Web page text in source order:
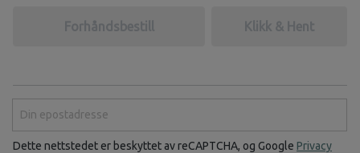
Forhåndsbestill Klikk & Hent
Dette nettstedet er beskyttet av reCAPTCHA, og Google Privacy